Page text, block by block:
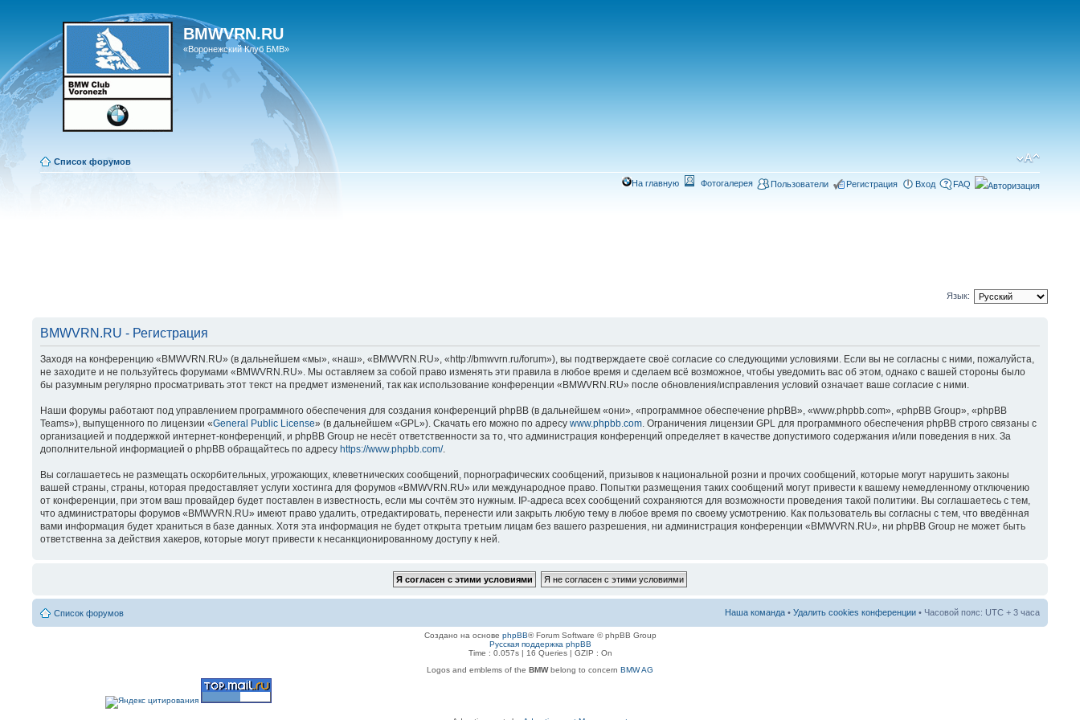
BMWVRN.RU
«Воронежский Клуб БМВ»
Список форумов
На главную Фотогалерея Пользователи Регистрация Вход FAQ
Язык:
BMWVRN.RU - Регистрация
Заходя на конференцию «BMWVRN.RU» (в дальнейшем «мы», «наш», «BMWVRN.RU», «http://bmwvrn.ru/forum»), вы подтверждаете своё согласие со следующими условиями. Если вы не согласны с ними, пожалуйста,
не заходите и не пользуйтесь форумами «BMWVRN.RU». Мы оставляем за собой право изменять эти правила в любое время и сделаем всё возможное, чтобы уведомить вас об этом, однако с вашей стороны было
бы разумным регулярно просматривать этот текст на предмет изменений, так как использование конференции «BMWVRN.RU» после обновления/исправления условий означает ваше согласие с ними.
Наши форумы работают под управлением программного обеспечения для создания конференций phpBB (в дальнейшем «они», «программное обеспечение phpBB», «www.phpbb.com», «phpBB Group», «phpBB
Teams»), выпущенного по лицензии «General Public License» (в дальнейшем «GPL»). Скачать его можно по адресу www.phpbb.com . Ограничения лицензии GPL для программного обеспечения phpBB строго связаны с
организацией и поддержкой интернет-конференций, и phpBB Group не несёт ответственности за то, что администрация конференций определяет в качестве допустимого содержания и/или поведения в них. За
дополнительной информацией о phpBB обращайтесь по адресу https://www.phpbb.com/.
Вы соглашаетесь не размещать оскорбительных, угрожающих, клеветнических сообщений, порнографических сообщений, призывов к национальной розни и прочих сообщений, которые могут нарушить законы
вашей страны, страны, которая предоставляет услуги хостинга для форумов «BMWVRN.RU» или международное право. Попытки размещения таких сообщений могут привести к вашему немедленному отключению
от конференции, при этом ваш провайдер будет поставлен в известность, если мы сочтём это нужным. IP-адреса всех сообщений сохраняются для возможности проведения такой политики. Вы соглашаетесь с тем,
что администраторы форумов «BMWVRN.RU» имеют право удалить, отредактировать, перенести или закрыть любую тему в любое время по своему усмотрению. Как пользователь вы согласны с тем, что введённая
вами информация будет храниться в базе данных. Хотя эта информация не будет открыта третьим лицам без вашего разрешения, ни администрация конференции «BMWVRN.RU», ни phpBB Group не может быть
ответственна за действия хакеров, которые могут привести к несанкционированному доступу к ней.
Список форумов Наша команда • Удалить cookies конференции • Часовой пояс: UTC + 3 часа
Создано на основе phpBB® Forum Software © phpBB Group
Русская поддержка phpBB
Time : 0.057s | 16 Queries | GZIP : On
Logos and emblems of the BMWbelong to concern BMW AG